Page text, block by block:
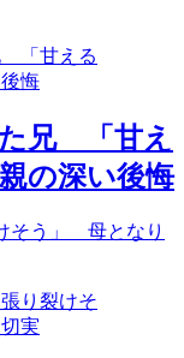
た兄 「甘え
の深い後悔
そう」 母となり